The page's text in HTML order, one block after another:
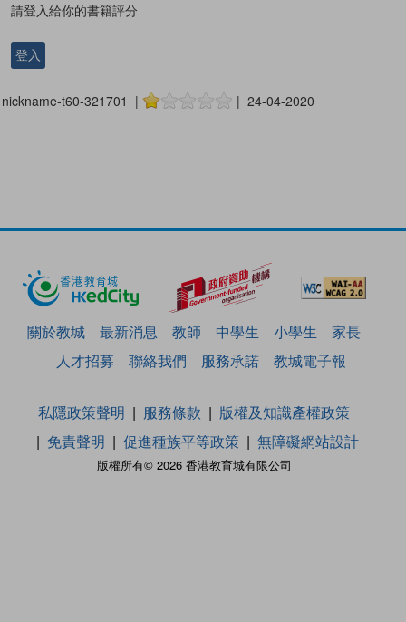
請登入給你的書籍評分
登入
nickname-t60-321701 | | 24-04-2020
關於教城 最新消息 教師 中學生 小學生
家長
人才招募
聯絡我們 服務承諾 教城電子報
版權所有© 2026 香港教育城有限公司
私隱政策聲明 服務條款
版權及知識產權政策
免責聲明
促進種族平等政策 無障礙網站設計